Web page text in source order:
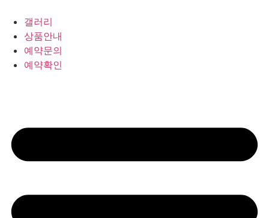
갤러리
상품안내
예약문의
예약확인